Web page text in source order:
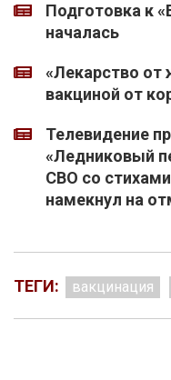
Подготовка к
началась
«Лекарство от
вакциной от
Телевидение
«Ледниковый
СВО со
намекнул на
ТЕГИ: вакцинация